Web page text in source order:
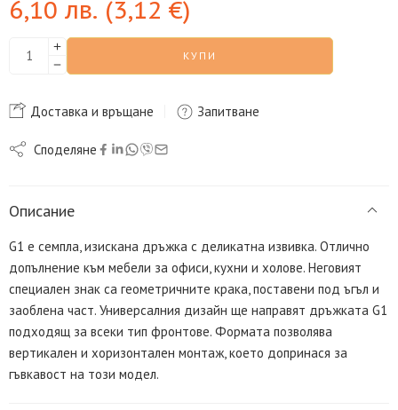
6,10лв. (3,12€)
КУПИ
Доставка и връщане Запитване
Споделяне
Описание
G1 е семпла, изискана дръжка с деликатна извивка. Отлично
допълнение към мебели за офиси, кухни и холове. Неговият
специален знак са геометричните крака, поставени под ъгъл и
заоблена част. Универсалния дизайн ще направят дръжката G1
подходящ за всеки тип фронтове. Формата позволява
вертикален и хоризонтален монтаж, което допринася за
гъвкавост на този модел.